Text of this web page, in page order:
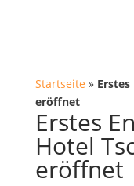
Startseite »
eröffnet
Erstes
Hotel
eröffnet